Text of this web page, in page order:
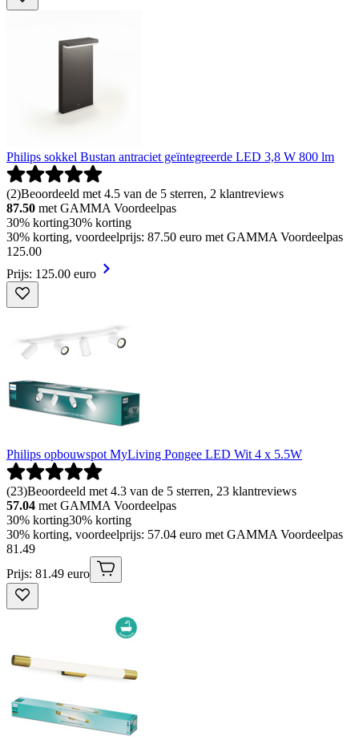
Philips sokkel Bustan antraciet geïntegreerde LED 3,8 W 800 lm
(2)Beoordeeld met 4.5 van de 5 sterren, 2 klantreviews
87.50 met GAMMA Voordeelpas
30% korting30% korting
30% korting, voordeelprijs: 87.50 euro met GAMMA Voordeelpas
125.00
Prijs: 125.00 euro
Philips opbouwspot MyLiving Pongee LED Wit 4 x 5.5W
(23)Beoordeeld met 4.3 van de 5 sterren, 23 klantreviews
57.04 met GAMMA Voordeelpas
30% korting30% korting
30% korting, voordeelprijs: 57.04 euro met GAMMA Voordeelpas
81 .49
Prijs: 81.49 euro